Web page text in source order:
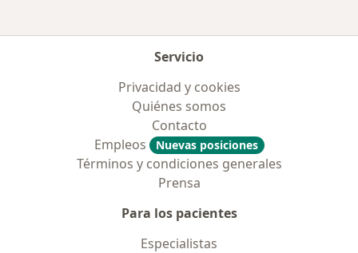
Servicio
Privacidad y cookies
Quiénes somos
Contacto
Empleos
Nuevas posiciones
Términos y condiciones generales
Prensa
Para los pacientes
Especialistas